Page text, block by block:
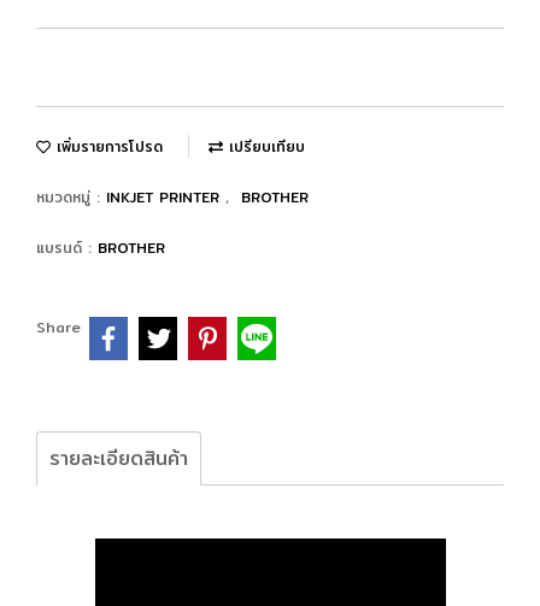
เพิ่มรายการโปรด เปรียบเทียบ
หมวดหมู่ : INKJET PRINTER , BROTHER
แบรนด์ : BROTHER
Share
รายละเอียดสินค้า